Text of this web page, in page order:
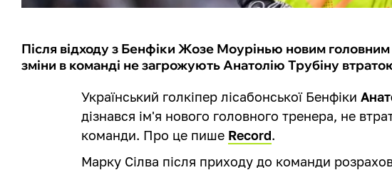
Після відходу з Бенфіки Жозе Моурінью новим
зміни в команді не загрожують Анатолію Трубіну
Український голкіпер лісабонської Бенфіки
дізнався ім'я нового головного тренера, не
команди. Про це пише Record.
Марку Сілва після приходу до команди